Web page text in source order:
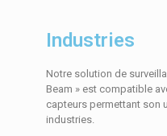
Industries
Notre solution de
Beam » est compatible
capteurs permettant son
industries.